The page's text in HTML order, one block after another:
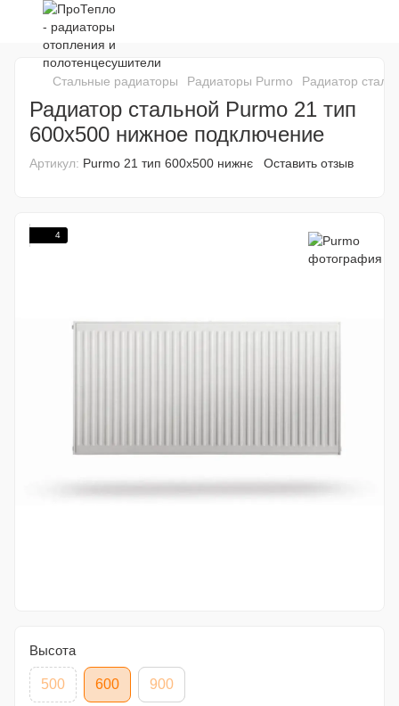
Стальные радиаторы Радиаторы Purmo Радиатор
Радиатор стальной Purmo 21 тип
600x500 нижное подключение
Артикул: Purmo 21 тип 600x500 нижнє Оставить отзыв
4
Высота
500 600 900